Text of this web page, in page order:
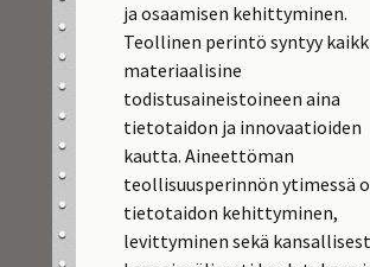
ja osaamisen kehittyminen.
Teollinen perintö syntyy
materiaalisine
todistusaineistoineen aina
tietotaidon ja innovaatioiden
kautta. Aineettöman
teollisuusperinnön ytimessä
tietotaidon kehittyminen,
levittyminen sekä